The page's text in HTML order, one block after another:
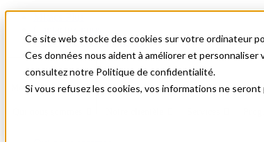
Ce site web stocke des cookies sur votre ordinateur
Ces données nous aident à améliorer et
consultez notre Politique de confidentialité.
Si vous refusez les cookies, vos informations ne
Nouvelles et événements
English
Commençons!
Menu A0